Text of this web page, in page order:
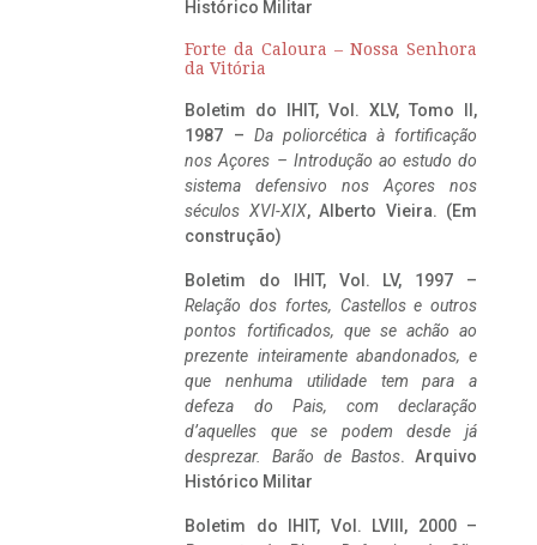
Histórico Militar
Forte da Caloura – Nossa Senhora
da Vitória
Boletim do IHIT, Vol. XLV, Tomo II,
1987 – Da poliorcética à fortificação
nos Açores – Introdução ao estudo do
sistema defensivo nos Açores nos
séculos XVI-XIX, Alberto Vieira. (Em
construção)
Boletim do IHIT, Vol. LV, 1997 –
Relação dos fortes, Castellos e outros
pontos fortificados, que se achão ao
prezente inteiramente abandonados, e
que nenhuma utilidade tem para a
defeza do Pais, com declaração
d’aquelles que se podem desde já
desprezar. Barão de Bastos. Arquivo
Histórico Militar
Boletim do IHIT, Vol. LVIII, 2000 –